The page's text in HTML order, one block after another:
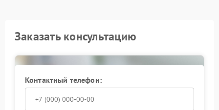
Заказать консультацию
Контактный телефон: